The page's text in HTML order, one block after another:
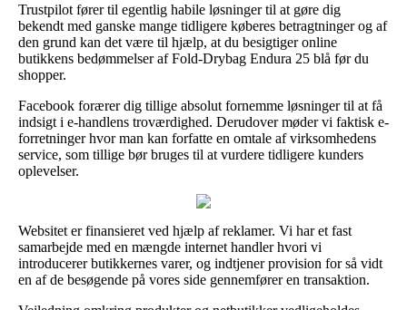
Trustpilot fører til egentlig habile løsninger til at gøre dig
bekendt med ganske mange tidligere køberes betragtninger og af
den grund kan det være til hjælp, at du besigtiger online
butikkens bedømmelser af Fold-Drybag Endura 25 blå før du
shopper.
Facebook forærer dig tillige absolut fornemme løsninger til at få
indsigt i e-handlens troværdighed. Derudover møder vi faktisk e-
forretninger hvor man kan forfatte en omtale af virksomhedens
service, som tillige bør bruges til at vurdere tidligere kunders
oplevelser.
Websitet er finansieret ved hjælp af reklamer. Vi har et fast
samarbejde med en mængde internet handler hvori vi
introducerer butikkernes varer, og indtjener provision for så vidt
en af de besøgende på vores side gennemfører en transaktion.